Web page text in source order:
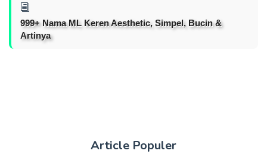
999+ Nama ML Keren Aesthetic, Simpel, Bucin &
Artinya
Article Populer